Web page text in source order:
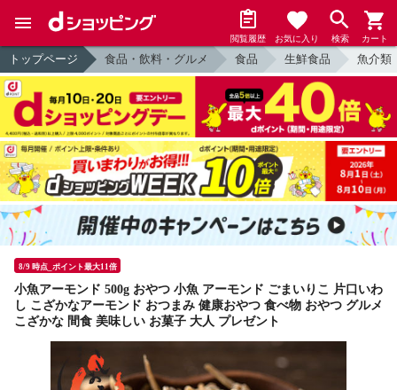
閲覧履歴 お気に入り 検索 カート
トップページ 食品・飲料・グルメ 食品 生鮮食品 魚介
8/9 時点_ポイント最大11倍
小魚アーモンド 500g おやつ 小魚 アーモンド ごまいりこ 片口いわ
し こざかなアーモンド おつまみ 健康おやつ 食べ物 おやつ グルメ
こざかな 間食 美味しい お菓子 大人 プレゼント